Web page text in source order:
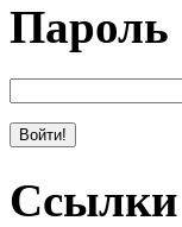
Пароль
Ссылки